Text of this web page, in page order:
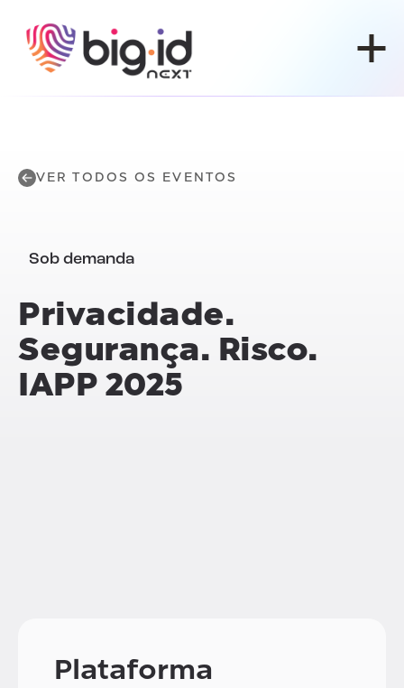
VER TODOS OS EVENTOS
Sob demanda
Privacidade.
Segurança. Risco.
IAPP 2025
Plataforma